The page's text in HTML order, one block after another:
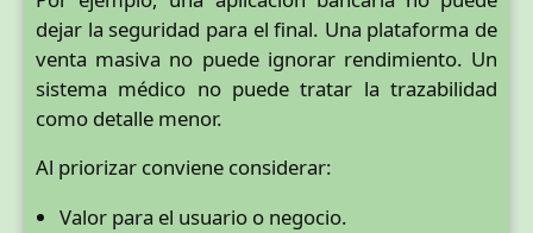
dejar la seguridad para el final. Una plataforma de
venta masiva no puede ignorar rendimiento. Un
sistema médico no puede tratar la trazabilidad
como detalle menor.
Al priorizar conviene considerar:
Valor para el usuario o negocio.